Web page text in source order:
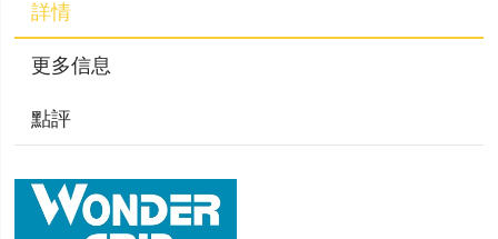
詳情
更多信息
點評